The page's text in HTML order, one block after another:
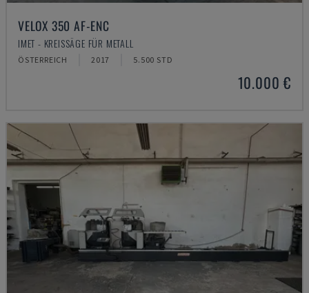
VELOX 350 AF-ENC
IMET - KREISSÄGE FÜR METALL
ÖSTERREICH 2017 5.500 STD
10.000 €